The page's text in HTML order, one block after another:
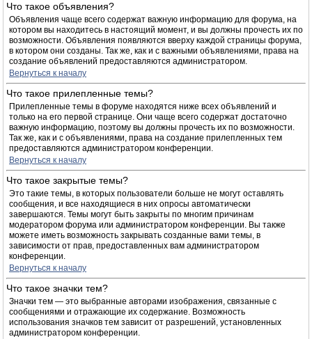
Что такое объявления?
Объявления чаще всего содержат важную информацию для форума, на
котором вы находитесь в настоящий момент, и вы должны прочесть их по
возможности. Объявления появляются вверху каждой страницы форума,
в котором они созданы. Так же, как и с важными объявлениями, права на
создание объявлений предоставляются администратором.
Вернуться к началу
Что такое прилепленные темы?
Прилепленные темы в форуме находятся ниже всех объявлений и
только на его первой странице. Они чаще всего содержат достаточно
важную информацию, поэтому вы должны прочесть их по возможности.
Так же, как и с объявлениями, права на создание прилепленных тем
предоставляются администратором конференции.
Вернуться к началу
Что такое закрытые темы?
Это такие темы, в которых пользователи больше не могут оставлять
сообщения, и все находящиеся в них опросы автоматически
завершаются. Темы могут быть закрыты по многим причинам
модератором форума или администратором конференции. Вы также
можете иметь возможность закрывать созданные вами темы, в
зависимости от прав, предоставленных вам администратором
конференции.
Вернуться к началу
Что такое значки тем?
Значки тем — это выбранные авторами изображения, связанные с
сообщениями и отражающие их содержание. Возможность
использования значков тем зависит от разрешений, установленных
администратором конференции.